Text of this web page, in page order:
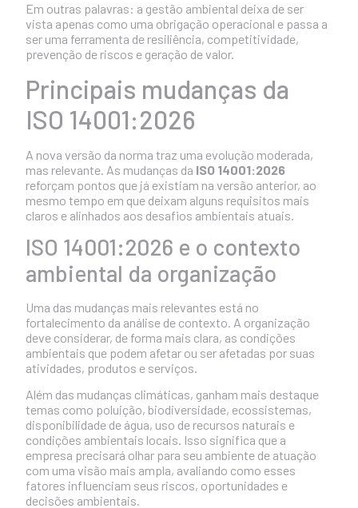
Em outras palavras: a gestão ambiental deixa de ser
vista apenas como uma obrigação operacional e passa a
ser uma ferramenta de resiliência, competitividade,
prevenção de riscos e geração de valor.
Principais mudanças da
ISO 14001:2026
A nova versão da norma traz uma evolução moderada,
mas relevante. As mudanças da ISO 14001:2026
reforçam pontos que já existiam na versão anterior, ao
mesmo tempo em que deixam alguns requisitos mais
claros e alinhados aos desafios ambientais atuais.
ISO 14001:2026 e o contexto
ambiental da organização
Uma das mudanças mais relevantes está no
fortalecimento da análise de contexto. A organização
deve considerar, de forma mais clara, as condições
ambientais que podem afetar ou ser afetadas por suas
atividades, produtos e serviços.
Além das mudanças climáticas, ganham mais destaque
temas como poluição, biodiversidade, ecossistemas,
disponibilidade de água, uso de recursos naturais e
condições ambientais locais. Isso significa que a
empresa precisará olhar para seu ambiente de atuação
com uma visão mais ampla, avaliando como esses
fatores influenciam seus riscos, oportunidades e
decisões ambientais.